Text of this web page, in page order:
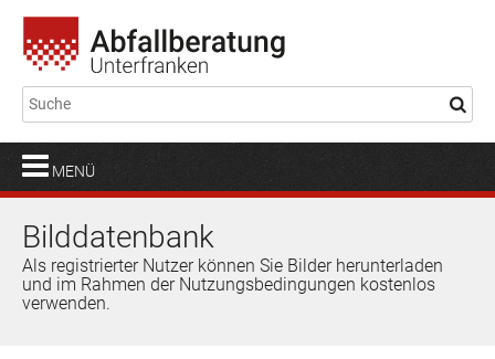
MENÜ
Bilddatenbank
Als registrierter Nutzer können Sie Bilder herunterladen
und im Rahmen der Nutzungsbedingungen kostenlos
verwenden.